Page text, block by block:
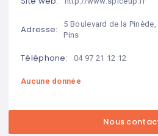
Adresse:
5 Boulevard de la
Pins
Téléphone: 04 97 21 12 12
Aucune donnée